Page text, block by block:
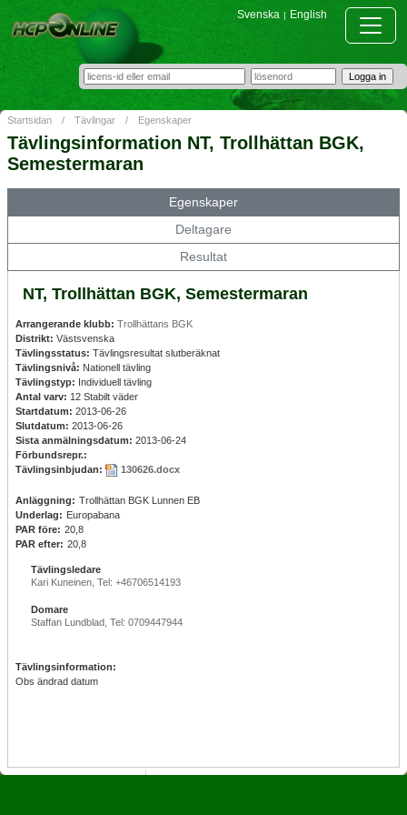
Svenska | English
Startsidan / Tävlingar / Egenskaper
Tävlingsinformation NT, Trollhättan BGK,
Semestermaran
Egenskaper
Deltagare
Resultat
NT, Trollhättan BGK, Semestermaran
Arrangerande klubb: Trollhättans BGK
Distrikt: Västsvenska
Tävlingsstatus: Tävlingsresultat slutberäknat
Tävlingsnivå: Nationell tävling
Tävlingstyp: Individuell tävling
Antal varv: 12 Stabilt väder
Startdatum: 2013-06-26
Slutdatum: 2013-06-26
Sista anmälningsdatum: 2013-06-24
Förbundsrepr.:
Tävlingsinbjudan:
130626.docx
Anläggning: Trollhättan BGK Lunnen EB
Underlag: Europabana
PAR före: 20,8
PAR efter: 20,8
Tävlingsledare
Kari Kuneinen, Tel: +46706514193
Domare
Staffan Lundblad, Tel: 0709447944
Tävlingsinformation:
Obs ändrad datum